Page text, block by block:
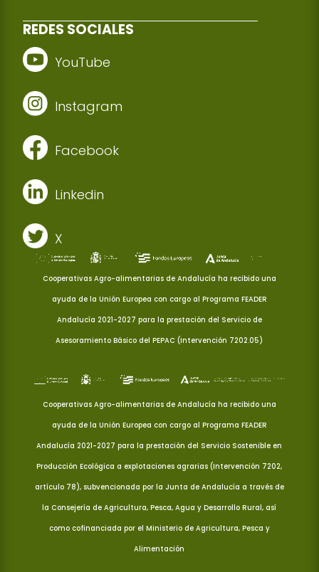
REDES SOCIALES
YouTube
Instagram
Facebook
Linkedin
X
Cooperativas Agro-alimentarias de Andalucía ha recibido una
ayuda de la Unión Europea con cargo al Programa FEADER
Andalucía 2021-2027 para la prestación del Servicio de
Asesoramiento Básico del PEPAC (Intervención 7202.05)
Cooperativas Agro-alimentarias de Andalucía ha recibido una
ayuda de la Unión Europea con cargo al Programa FEADER
Andalucía 2021-2027 para la prestación del Servicio Sostenible en
Producción Ecológica a explotaciones agrarias (Intervención 7202,
artículo 78), subvencionada por la Junta de Andalucía a través de
la Consejería de Agricultura, Pesca, Agua y Desarrollo Rural, así
como cofinanciada por el Ministerio de Agricultura, Pesca y
Alimentación